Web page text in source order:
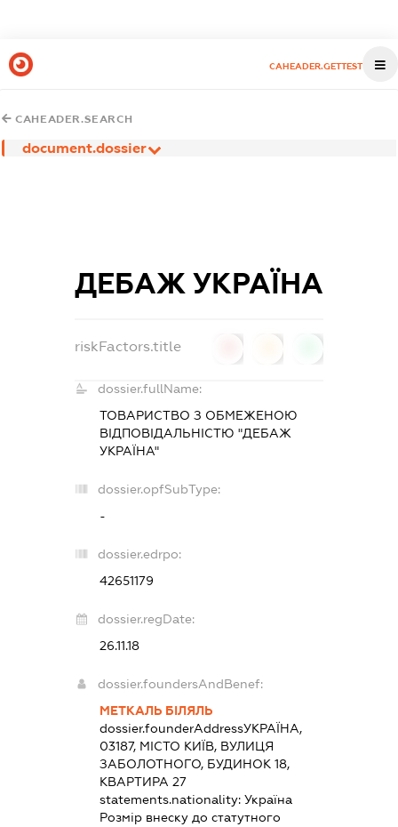
CAHEADER.GETTEST
CAHEADER.SEARCH
document.dossier
ДЕБАЖ УКРАЇНА
riskFactors.title
dossier.fullName:
ТОВАРИСТВО З ОБМЕЖЕНОЮ
ВІДПОВІДАЛЬНІСТЮ "ДЕБАЖ
УКРАЇНА"
dossier.opfSubType:
-
dossier.edrpo:
42651179
dossier.regDate:
26.11.18
dossier.foundersAndBenef:
МЕТКАЛЬ БІЛЯЛЬ
dossier.founderAddressУКРАЇНА,
03187, МІСТО КИЇВ, ВУЛИЦЯ
ЗАБОЛОТНОГО, БУДИНОК 18,
КВАРТИРА 27
statements.nationality: Україна
Розмір внеску до статутного